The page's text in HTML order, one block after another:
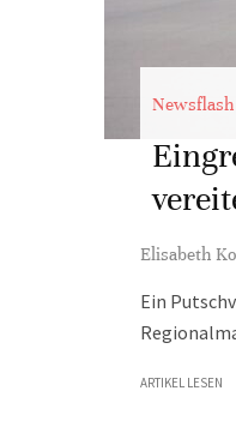
Newsflash
Elisabeth
Ein
ARTIKEL LESEN